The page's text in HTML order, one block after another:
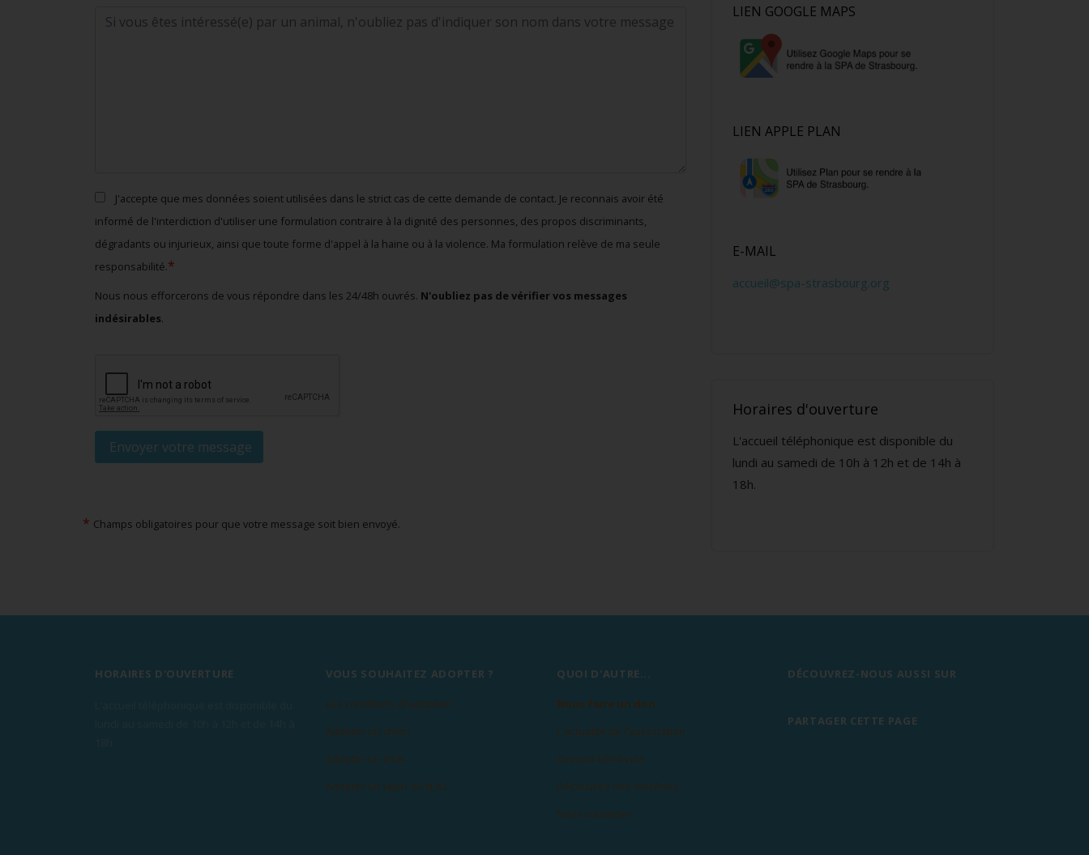
LIEN GOOGLE MAPS
LIEN APPLE PLAN
E-MAIL
accueil@spa-strasbourg.org
Horaires d'ouverture
L'accueil téléphonique est disponible du
lundi au samedi de 10h à 12h et de 14h à
18h.
J'accepte que mes données soient utilisées dans le strict cas de cette demande de contact. Je reconnais avoir été
informé de l'interdiction d'utiliser une formulation contraire à la dignité des personnes, des propos discriminants,
dégradants ou injurieux, ainsi que toute forme d'appel à la haine ou à la violence. Ma formulation relève de ma seule
responsabilité.*
Nous nous efforcerons de vous répondre dans les 24/48h ouvrés. N'oubliez pas de vérifier vos messages
indésirables.
* Champs obligatoires pour que votre message soit bien envoyé.
HORAIRES D'OUVERTURE VOUS SOUHAITEZ ADOPTER ?
Les conditions d'adoption
Adopter un chien
Adopter un chat
Adopter un lapin ou N.A.C
QUOI D'AUTRE...
Nous faire un don
L'actualité de l'association
Devenir bénévole
Découvrez nos mécènes
Nous contacter
DÉCOUVREZ-NOUS AUSSI SUR
PARTAGER CETTE PAGE